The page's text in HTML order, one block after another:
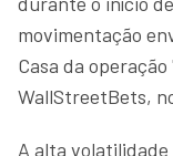
movimentação
Casa da
WallStreetBets,
A alta